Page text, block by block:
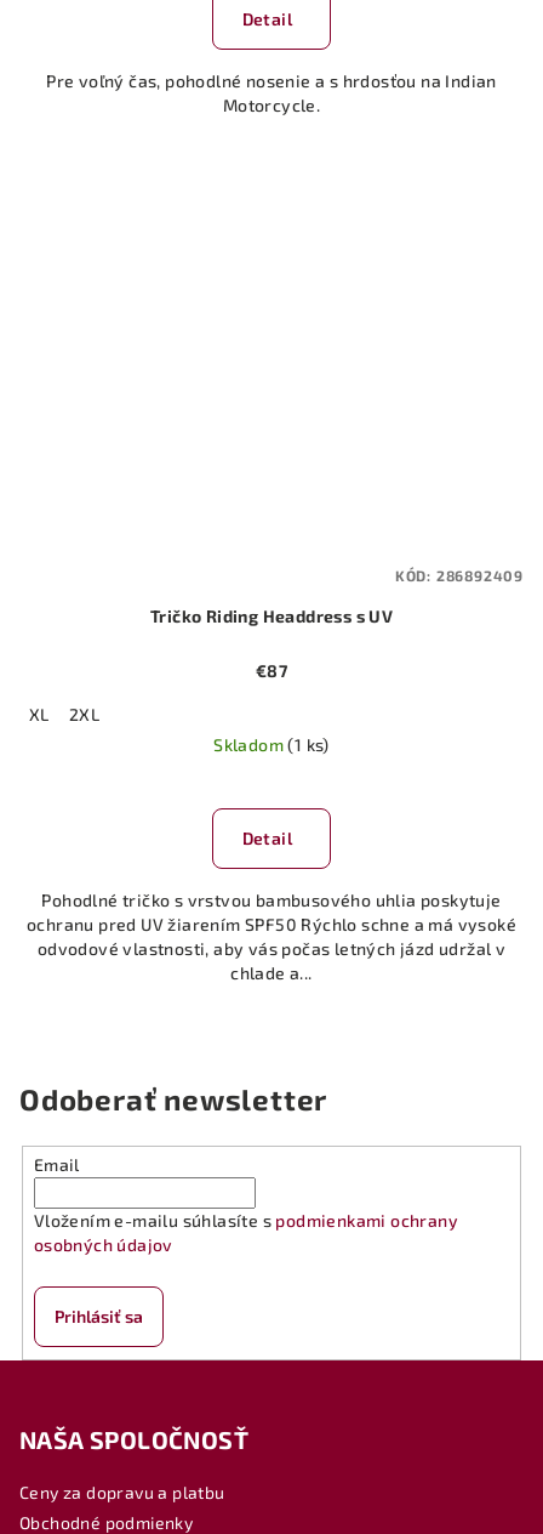
produktu
z
5
Detail
Pre voľný čas, pohodlné nosenie a s hrdosťou na Indian
Motorcycle.
Tričko Riding Headdress s UV
€87
XL
2XL
Skladom(1 ks)
Detail
Pohodlné tričko s vrstvou bambusového uhlia poskytuje
ochranu pred UV žiarením SPF50 Rýchlo schne a má vysoké
odvodové vlastnosti, aby vás počas letných jázd udržal v
chlade a...
KÓD: 286892409
Odoberať newsletter
Email
Vložením e-mailu súhlasíte s podmienkami ochrany
osobných údajov
Prihlásiť sa
NAŠA SPOLOČNOSŤ
Ceny za dopravu a platbu
Obchodné podmienky